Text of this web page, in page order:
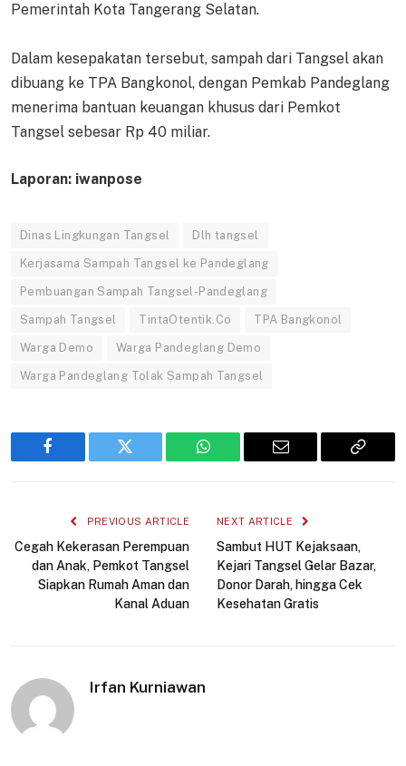
Pemerintah Kota Tangerang Selatan.
Dalam kesepakatan tersebut, sampah dari Tangsel akan
dibuang ke TPA Bangkonol, dengan Pemkab Pandeglang
menerima bantuan keuangan khusus dari Pemkot
Tangsel sebesar Rp 40 miliar.
Laporan: iwanpose
Dinas Lingkungan Tangsel Dlh tangsel
Kerjasama Sampah Tangsel ke Pandeglang
Pembuangan Sampah Tangsel-Pandeglang
Sampah Tangsel TintaOtentik.Co TPA Bangkonol
Warga Demo Warga Pandeglang Demo
Warga Pandeglang Tolak Sampah Tangsel
Facebook Twitter WhatsApp Email
Copy
PREVIOUS ARTICLE
Cegah Kekerasan Perempuan
dan Anak, Pemkot Tangsel
Siapkan Rumah Aman dan
Kanal Aduan
NEXT ARTICLE
Sambut HUT Kejaksaan,
Kejari Tangsel Gelar Bazar,
Donor Darah, hingga Cek
Kesehatan Gratis
Irfan Kurniawan